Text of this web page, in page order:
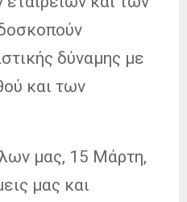
δύναμης με
και των
μας, 15 Μάρτη,
μας και